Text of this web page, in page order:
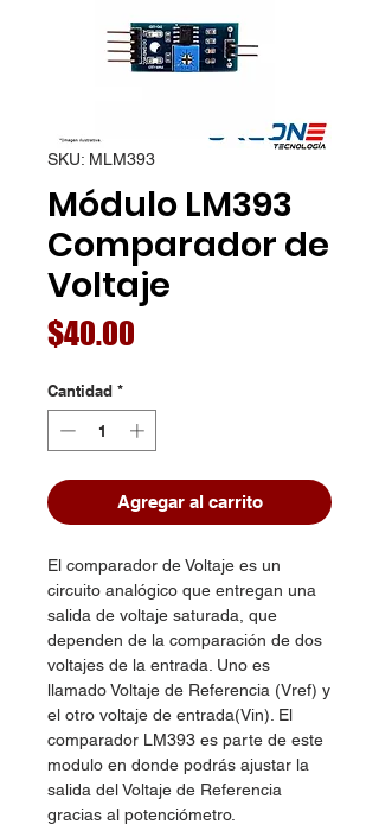
SKU: MLM393
Módulo LM393
Comparador de
Voltaje
$40.00
Cantidad *
Agregar al carrito
El comparador de Voltaje es un
circuito analógico que entregan una
salida de voltaje saturada, que
dependen de la comparación de dos
voltajes de la entrada. Uno es
llamado Voltaje de Referencia (Vref) y
el otro voltaje de entrada(Vin). El
comparador LM393 es parte de este
modulo en donde podrás ajustar la
salida del Voltaje de Referencia
gracias al potenciómetro.